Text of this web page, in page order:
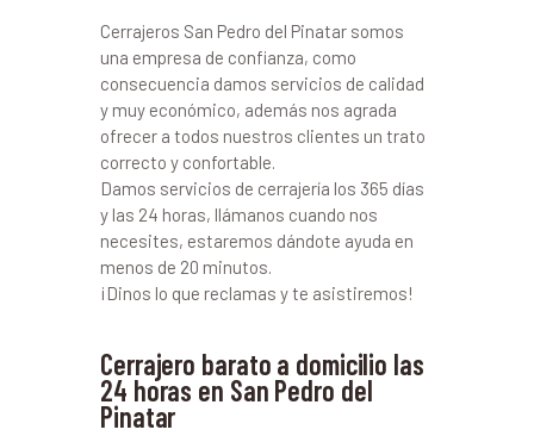
Cerrajeros San Pedro del Pinatar somos
una empresa de confianza, como
consecuencia damos servicios de calidad
y muy económico, además nos agrada
ofrecer a todos nuestros clientes un trato
correcto y confortable.
Damos servicios de cerrajería los 365 días
y las 24 horas, llámanos cuando nos
necesites, estaremos dándote ayuda en
menos de 20 minutos.
¡Dinos lo que reclamas y te asistiremos!
Cerrajero barato a domicilio las
24 horas en San Pedro del
Pinatar